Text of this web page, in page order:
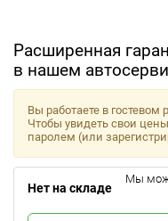
Расширенная
в нашем
Вы работаете в
Чтобы увидеть свои
паролем (или
Нет на складе
Мы